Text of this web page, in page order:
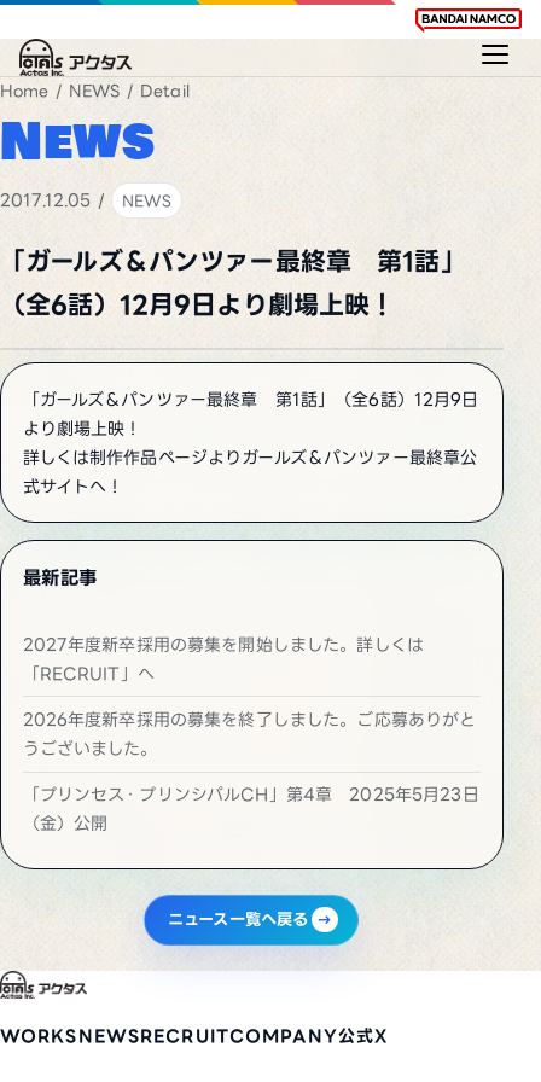
Home / NEWS / Detail
News
2017.12.05 / NEWS
「ガールズ＆パンツァー最終章 第1話」
（全6話）12月9日より劇場上映！
「ガールズ＆パンツァー最終章 第1話」（全6話）12月9日
より劇場上映！
詳しくは制作作品ページよりガールズ＆パンツァー最終章公
式サイトへ！
最新記事
2027年度新卒採用の募集を開始しました。詳しくは
「RECRUIT」へ
2026年度新卒採用の募集を終了しました。ご応募ありがと
うございました。
「プリンセス・プリンシパルCH」第4章 2025年5月23日
（金）公開
ニュース一覧へ戻る
WORKS NEWSRECRUITCOMPANY公式X